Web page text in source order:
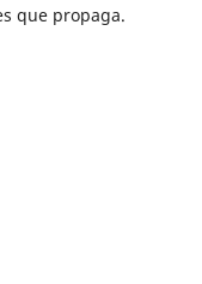
que propaga.